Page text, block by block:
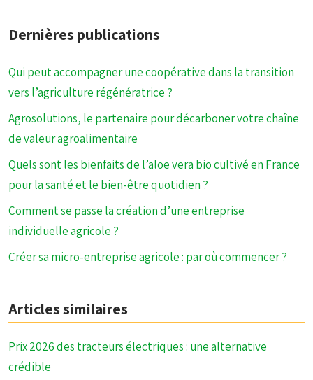
Dernières publications
Qui peut accompagner une coopérative dans la transition
vers l’agriculture régénératrice ?
Agrosolutions, le partenaire pour décarboner votre chaîne
de valeur agroalimentaire
Quels sont les bienfaits de l’aloe vera bio cultivé en France
pour la santé et le bien-être quotidien ?
Comment se passe la création d’une entreprise
individuelle agricole ?
Créer sa micro-entreprise agricole : par où commencer ?
Articles similaires
Prix 2026 des tracteurs électriques : une alternative
crédible